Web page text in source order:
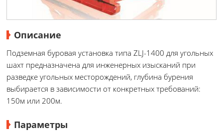
Описание
Подземная буровая установка типа ZLJ-1400 для угольных
шахт предназначена для инженерных изысканий при
разведке угольных месторождений, глубина бурения
выбирается в зависимости от конкретных требований:
150м или 200м.
Параметры